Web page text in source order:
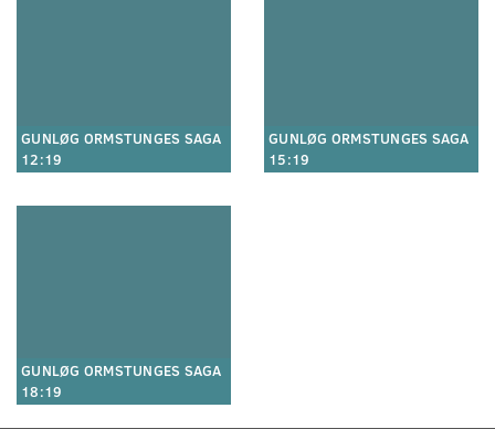
GUNLØG ORMSTUNGES SAGA
12:19
GUNLØG ORMSTUNGES SAGA
15:19
GUNLØG ORMSTUNGES SAGA
18:19